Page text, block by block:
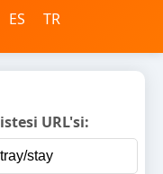
ES TR
URL'si: